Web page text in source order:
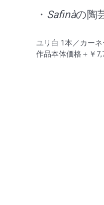
・ Safinàの陶
ユリ白 1本／カー
作品本体価格＋￥